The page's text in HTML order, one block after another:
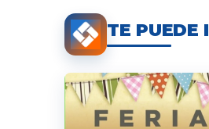
TE PUEDE